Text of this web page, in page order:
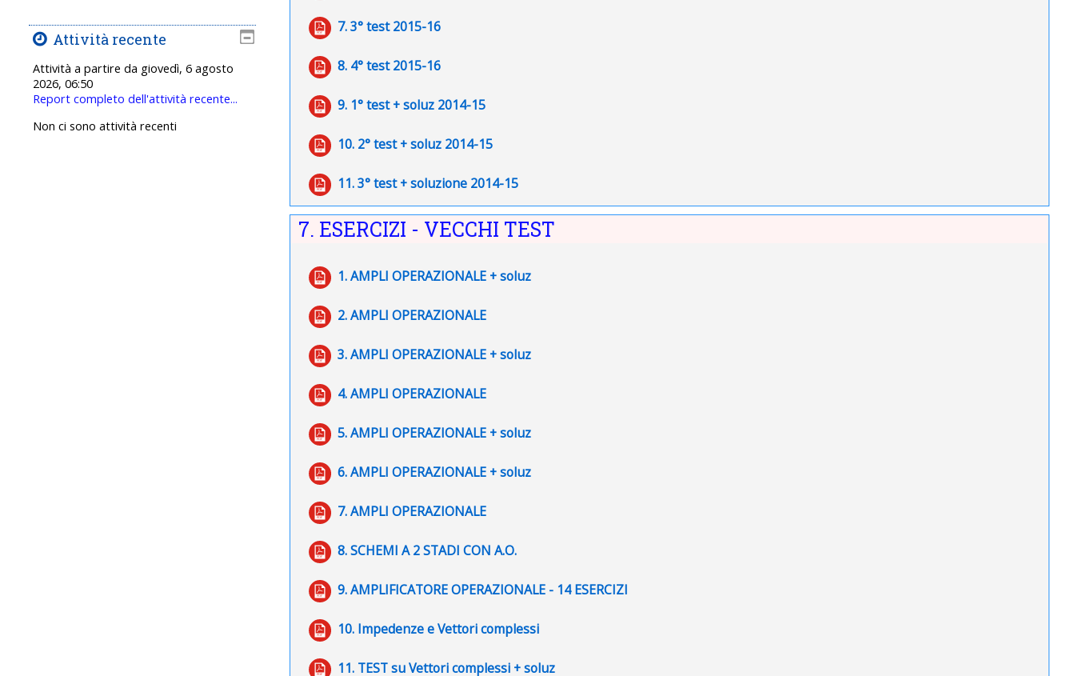
7. 3° test 2015-16
File
8. 4° test 2015-16
File
9. 1° test + soluz 2014-15
File
10. 2° test + soluz 2014-15
File
11. 3° test + soluzione 2014-15
File
7. ESERCIZI - VECCHI TEST
1. AMPLI OPERAZIONALE + soluz
File
2. AMPLI OPERAZIONALE
File
3. AMPLI OPERAZIONALE + soluz
File
4. AMPLI OPERAZIONALE
File
5. AMPLI OPERAZIONALE + soluz
File
6. AMPLI OPERAZIONALE + soluz
File
7. AMPLI OPERAZIONALE
File
8. SCHEMI A 2 STADI CON A.O.
File
9. AMPLIFICATORE OPERAZIONALE - 14 ESERCIZI
File
10. Impedenze e Vettori complessi
File
11. TEST su Vettori complessi + soluz
File
Attività recente
Attività a partire da giovedì, 6 agosto
2026, 06:50
Report completo dell'attività recente...
Non ci sono attività recenti